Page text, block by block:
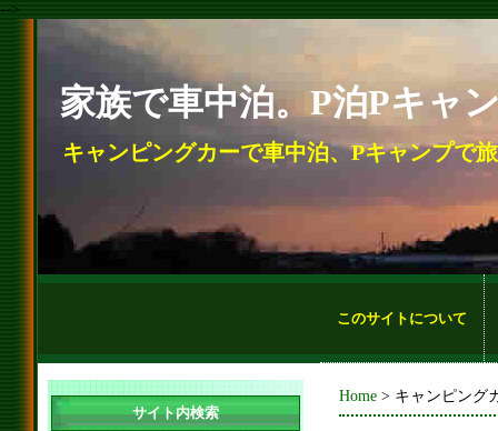
-->
家族で車中泊。P泊Pキャ
キャンピングカーで車中泊、Pキャンプで
このサイトについて
Home > キャンピング
サイト内検索